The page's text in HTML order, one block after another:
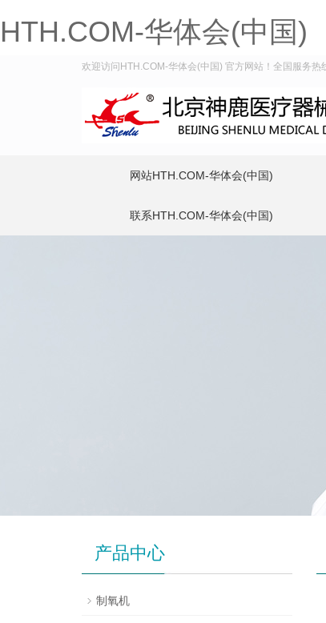
HTH.COM-华体会(中国)
欢迎访问HTH.COM-华体会(中国) 官方网站！全国服务
网站HTH.COM-华体会(中国)
联系HTH.COM-华体会(中国)
产品中心
制氧机